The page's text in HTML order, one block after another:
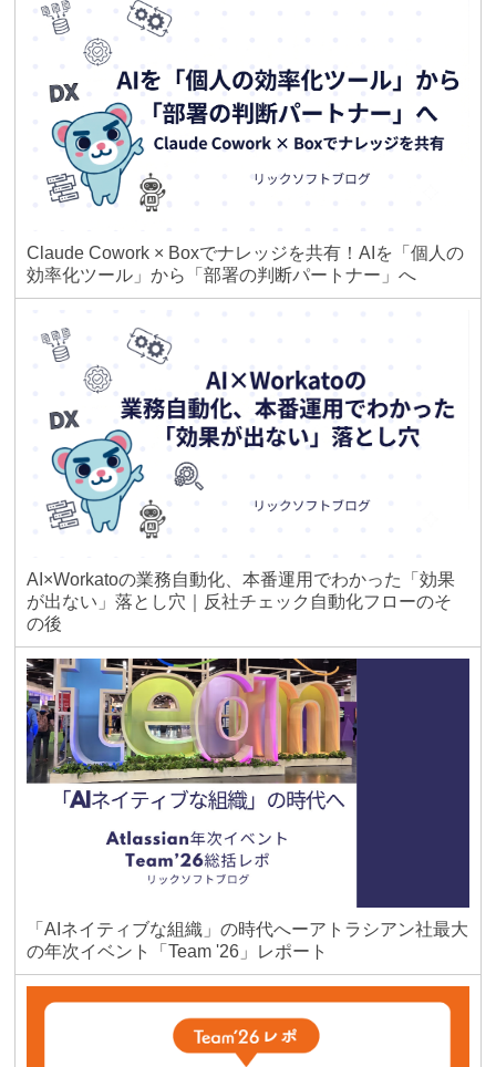
Claude Cowork × Boxでナレッジを共有！AIを「個人の
効率化ツール」から「部署の判断パートナー」へ
AI×Workatoの業務自動化、本番運用でわかった「効果
が出ない」落とし穴｜反社チェック自動化フローのそ
の後
「AIネイティブな組織」の時代へーアトラシアン社最大
の年次イベント「Team '26」レポート